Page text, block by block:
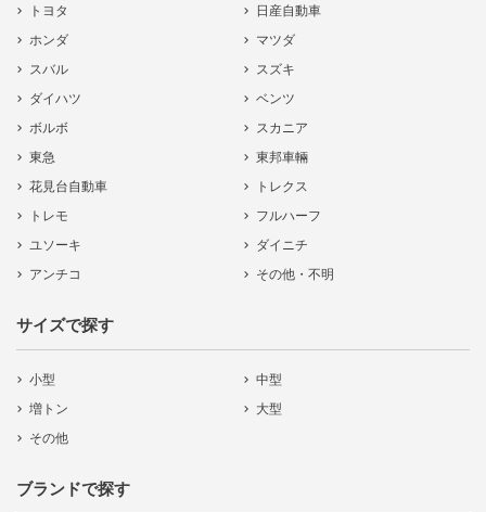
トヨタ
日産自動車
ホンダ
マツダ
スバル
スズキ
ダイハツ
ベンツ
ボルボ
スカニア
東急
東邦車輛
花見台自動車
トレクス
トレモ
フルハーフ
ユソーキ
ダイニチ
アンチコ
その他・不明
サイズで探す
小型
中型
増トン
大型
その他
ブランドで探す